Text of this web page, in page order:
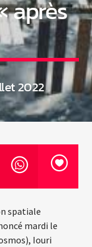
après
2022
spatiale
mardi le
Iouri